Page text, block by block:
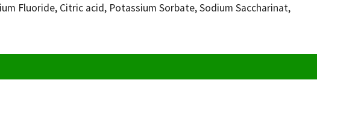
Fluoride, Citric acid, Potassium Sorbate, Sodium Saccharinat,